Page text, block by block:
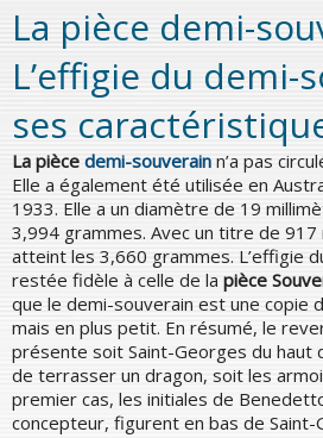
La pièce demi-
L’effigie du demi-
ses
La pièce demi-souverain n’a pas
Elle a également été utilisée en
1933. Elle a un diamètre de 19
3,994 grammes. Avec un titre de
atteint les 3,660 grammes. L’effigie
restée fidèle à celle de la pièce
que le demi-souverain est une copie
mais en plus petit. En résumé, le
présente soit Saint-Georges du haut
de terrasser un dragon, soit les
premier cas, les initiales de
concepteur, figurent en bas de